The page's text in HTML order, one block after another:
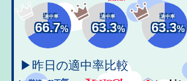
適中率
66.7%
適中率
63.3%
適中率
63.3%
▶昨日の適中率比較